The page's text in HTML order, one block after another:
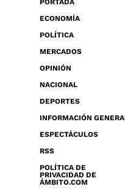
PORTADA
ECONOMÍA
POLÍTICA
MERCADOS
OPINIÓN
NACIONAL
DEPORTES
INFORMACIÓN
ESPECTÁCULOS
RSS
POLÍTICA DE
PRIVACIDAD DE
ÁMBITO.COM